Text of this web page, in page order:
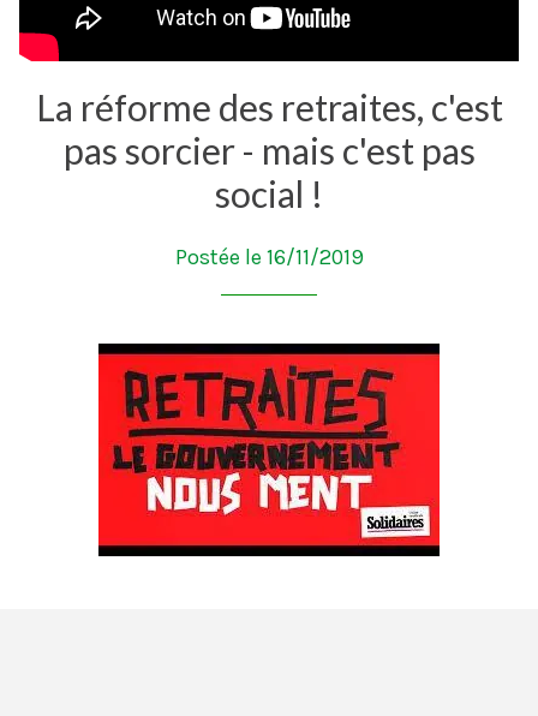
La réforme des retraites, c'est
pas sorcier - mais c'est pas
social !
Postée le 16/11/2019